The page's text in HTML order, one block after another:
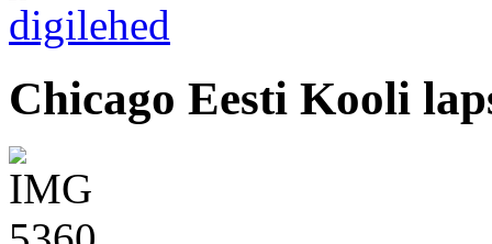
Chicago Eesti Kooli